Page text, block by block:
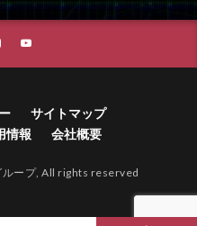
サイトマップ
情報
会社概要
ープ, All rights reserved